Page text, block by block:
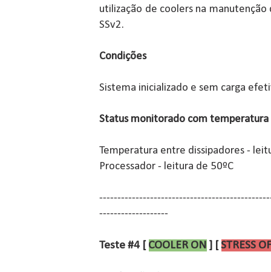
utilização de coolers na
SSv2.
Condições
Sistema inicializado e sem carga
Status monitorado com temperatura
Temperatura entre dissipadores -
Processador - leitura de 50ºC
-------------------
Teste #4 [ COOLER ON ] [STRESS